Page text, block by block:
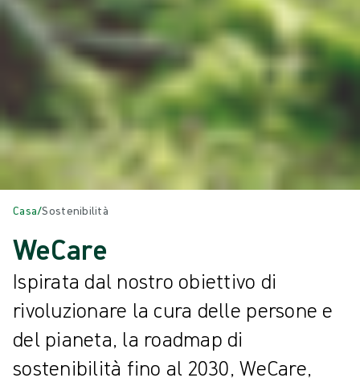
Casa/Sostenibilità
WeCare
Ispirata dal nostro obiettivo di
rivoluzionare la cura delle persone e
del pianeta, la roadmap di
sostenibilità fino al 2030, WeCare,